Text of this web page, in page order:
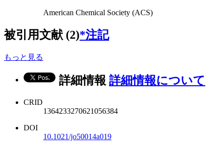
American Chemical Society (ACS)
被引用文献 (2)*注記
もっと見る
詳細情報 詳細情報について
CRID
1364233270621056384
DOI
10.1021/jo50014a019